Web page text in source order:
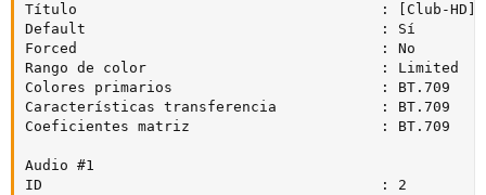
Título                                   : [Club-HD]
Default                                  : Sí
Forced                                   : No
Rango de color                           : Limited
Colores primarios                        : BT.709
Características transferencia            : BT.709
Coeficientes matriz                      : BT.709
Audio #1
ID                                       : 2